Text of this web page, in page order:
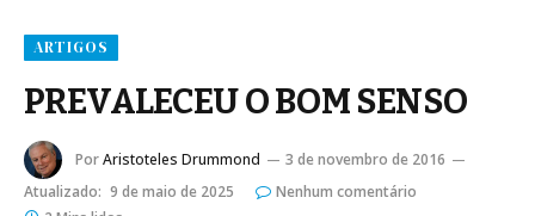
ARTIGOS
PREVALECEU O BOM SENSO
PorAristoteles Drummond
3 de novembro de 2016
Atualizado: 9 de maio de 2025
Nenhum comentário